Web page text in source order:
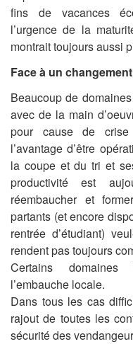
fins de vacances
l’urgence de la
montrait toujours aussi
Face à un
Beaucoup de
avec de la main
pour cause de crise
l’avantage d’être
la coupe et du tri et
productivité est
réembaucher et
partants (et encore
rentrée d’étudiant)
rendent pas toujours
Certains domaines
l’embauche locale.
Dans tous les cas
rajout de toutes les
sécurité des